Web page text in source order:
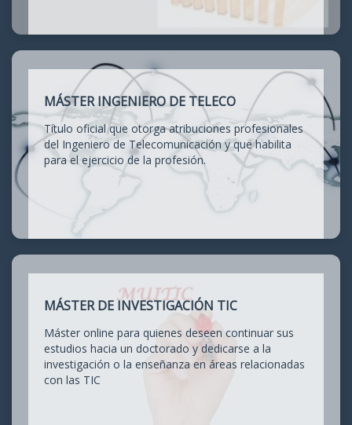
MÁSTER INGENIERO DE TELECO
Título oficial que otorga atribuciones profesionales
del Ingeniero de Telecomunicación y que habilita
para el ejercicio de la profesión.
MÁSTER DE INVESTIGACIÓN TIC
Máster online para quienes deseen continuar sus
estudios hacia un doctorado y dedicarse a la
investigación o la enseñanza en áreas relacionadas
con las TIC